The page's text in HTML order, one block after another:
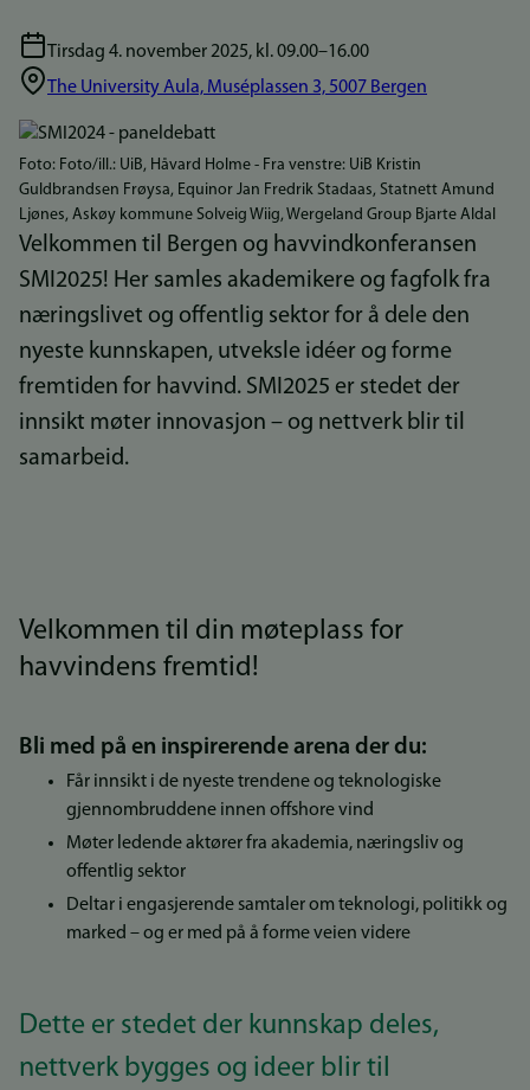
tirsdag 4. november 2025, kl. 09.00–16.00
The University Aula, Muséplassen 3, 5007 Bergen
Bilde
Foto: Foto/ill.: UiB, Håvard Holme - Fra venstre: UiB Kristin
Guldbrandsen Frøysa, Equinor Jan Fredrik Stadaas, Statnett Amund
Ljønes, Askøy kommune Solveig Wiig, Wergeland Group Bjarte Aldal
Velkommen til Bergen og havvindkonferansen
SMI2025! Her samles akademikere og fagfolk fra
næringslivet og offentlig sektor for å dele den
nyeste kunnskapen, utveksle idéer og forme
fremtiden for havvind. SMI2025 er stedet der
innsikt møter innovasjon – og nettverk blir til
samarbeid.
Velkommen til din møteplass for
havvindens fremtid!
Bli med på en inspirerende arena der du:
Får innsikt i de nyeste trendene og teknologiske
gjennombruddene innen offshore vind
Møter ledende aktører fra akademia, næringsliv og
offentlig sektor
Deltar i engasjerende samtaler om teknologi, politikk og
marked – og er med på å forme veien videre
Dette er stedet der kunnskap deles,
nettverk bygges og ideer blir til